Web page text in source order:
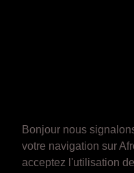
Bonjour nous
votre navigation sur
acceptez l'utilisation